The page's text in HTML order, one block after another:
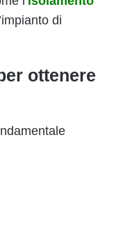
di
ottenere